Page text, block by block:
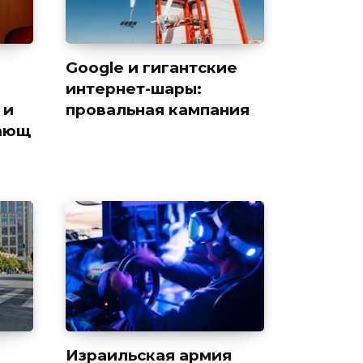
Google и гигантские
интернет-шары:
провальная кампания
Израильская армия